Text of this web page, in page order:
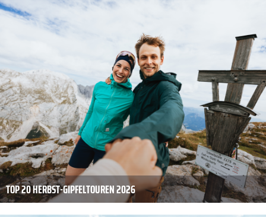
TOP 20 HERBST-GIPFELTOUREN 2026